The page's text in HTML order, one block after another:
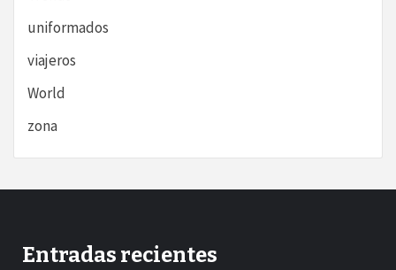
uniformados
viajeros
World
zona
Entradas recientes